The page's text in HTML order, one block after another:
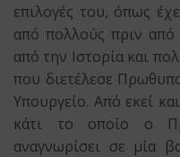
επιλογές του, όπως
από πολλούς πριν από
από την Ιστορία και
που διετέλεσε
Υπουργείο. Από εκεί
κάτι το οποίο ο
αναγνωρίσει σε μία